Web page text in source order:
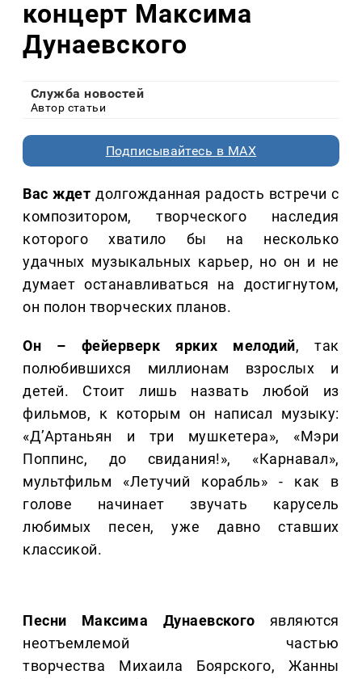
концерт Максима
Дунаевского
Служба новостей
Автор статьи
Подписывайтесь в MAX
Вас ждет долгожданная радость встречи с
композитором, творческого наследия
которого хватило бы на несколько
удачных музыкальных карьер, но он и не
думает останавливаться на достигнутом,
он полон творческих планов.
Он – фейерверк ярких мелодий, так
полюбившихся миллионам взрослых и
детей. Стоит лишь назвать любой из
фильмов, к которым он написал музыку:
«Д’Артаньян и три мушкетера», «Мэри
Поппинс, до свидания!», «Карнавал»,
мультфильм «Летучий корабль» - как в
голове начинает звучать карусель
любимых песен, уже давно ставших
классикой.
Песни Максима Дунаевского являются
неотъемлемой частью
творчества Михаила Боярского, Жанны